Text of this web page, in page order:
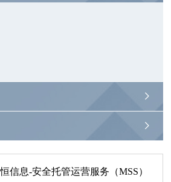
信息-安全托管运营服务（MSS）